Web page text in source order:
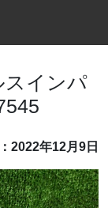
スインパ
2022年12月9日